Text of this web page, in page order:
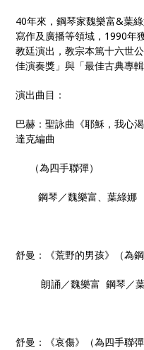
40年來，鋼琴家魏樂富&葉
寫作及廣播等領域，1990年
教廷演出，教宗本篤十六世
佳演奏獎」與「最佳古典專輯
演出曲目：
巴赫：聖詠曲《耶穌，我心
達克編曲
（為四手聯彈）
鋼琴／魏樂富、葉綠娜
舒曼：《荒野的男孩》（為鋼
朗誦／魏樂富 鋼琴／
舒曼：《哀傷》（為四手聯彈